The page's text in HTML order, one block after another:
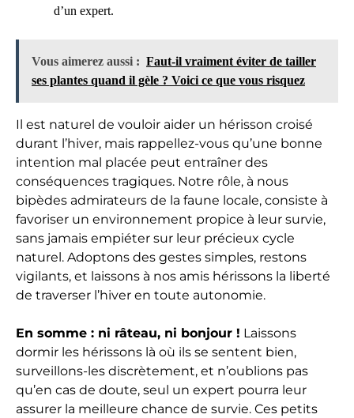
d’un expert.
Vous aimerez aussi : Faut-il vraiment éviter de tailler
ses plantes quand il gèle ? Voici ce que vous risquez
Il est naturel de vouloir aider un hérisson croisé
durant l’hiver, mais rappellez-vous qu’une bonne
intention mal placée peut entraîner des
conséquences tragiques. Notre rôle, à nous
bipèdes admirateurs de la faune locale, consiste à
favoriser un environnement propice à leur survie,
sans jamais empiéter sur leur précieux cycle
naturel. Adoptons des gestes simples, restons
vigilants, et laissons à nos amis hérissons la liberté
de traverser l’hiver en toute autonomie.
En somme : ni râteau, ni bonjour ! Laissons
dormir les hérissons là où ils se sentent bien,
surveillons-les discrètement, et n’oublions pas
qu’en cas de doute, seul un expert pourra leur
assurer la meilleure chance de survie. Ces petits